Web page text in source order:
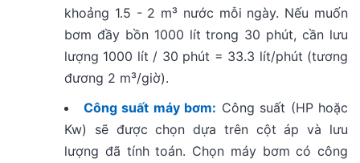
khoảng 1.5 - 2 m³ nước mỗi ngày. Nếu muốn
bơm đầy bồn 1000 lít trong 30 phút, cần lưu
lượng 1000 lít / 30 phút = 33.3 lít/phút (tương
đương 2 m³/giờ).
Công suất máy bơm: Công suất (HP hoặc
Kw) sẽ được chọn dựa trên cột áp và lưu
lượng đã tính toán. Chọn máy bơm có công